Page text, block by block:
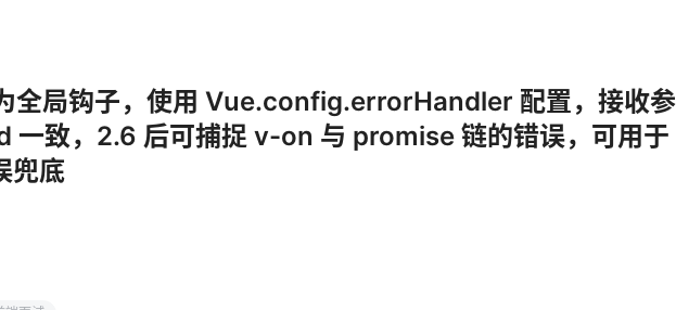
全局钩子，使用 Vue.config.errorHandler 配置，接收参
致，2.6 后可捕捉 v-on 与 promise 链的错误，可用于
兜底